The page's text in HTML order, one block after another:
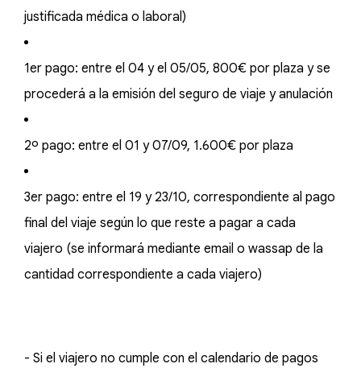
justificada médica o laboral)
1er pago: entre el 04 y el 05/05, 800€ por plaza y se
procederá a la emisión del seguro de viaje y anulación
2º pago: entre el 01 y 07/09, 1.600€ por plaza
3er pago: entre el 19 y 23/10, correspondiente al pago
final del viaje según lo que reste a pagar a cada
viajero (se informará mediante email o wassap de la
cantidad correspondiente a cada viajero)
- Si el viajero no cumple con el calendario de pagos